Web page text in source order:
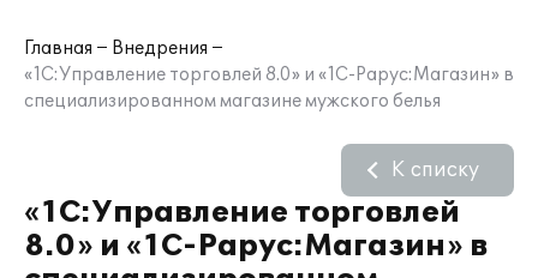
Главная
Внедрения
«1С:Управление торговлей 8.0» и «1С-Рарус:Магазин» в
специализированном магазине мужского белья
«1С:Управление торговлей
8.0» и «1С-Рарус:Магазин» в
К списку